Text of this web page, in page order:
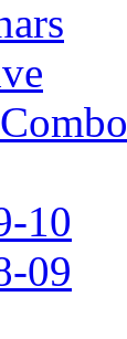
10
09